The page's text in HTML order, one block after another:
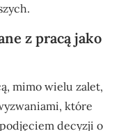
z pracą jako
mimo wielu zalet,
które
decyzji o